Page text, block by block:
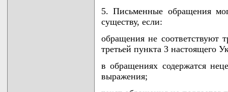
5. Письменные обращения
существу, если:
обращения не соответствуют
третьей пункта 3 настоящего
в обращениях содержатся
выражения;